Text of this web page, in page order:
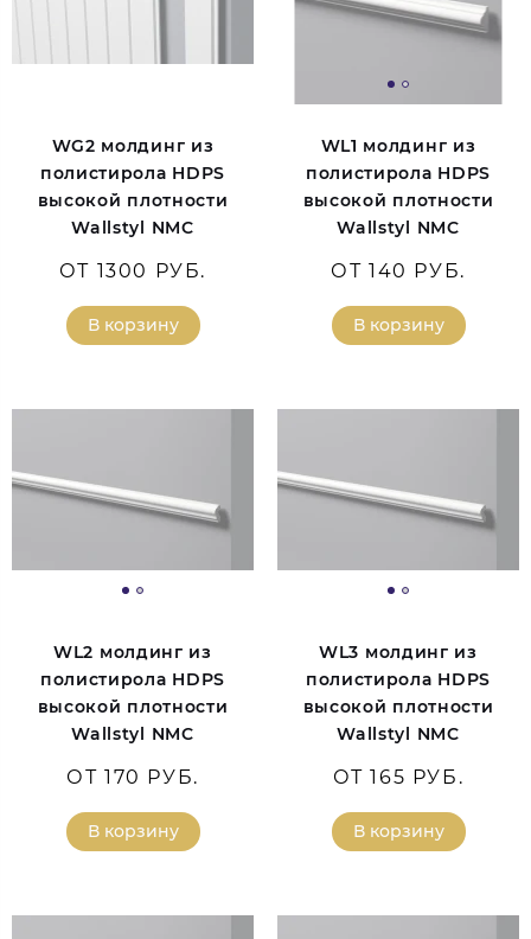
WG2 молдинг из
полистирола HDPS
высокой плотности
Wallstyl NMC
ОТ 1300 РУБ.
В корзину
WL1 молдинг из
полистирола HDPS
высокой плотности
Wallstyl NMC
ОТ 140 РУБ.
В корзину
WL2 молдинг из
полистирола HDPS
высокой плотности
Wallstyl NMC
ОТ 170 РУБ.
В корзину
WL3 молдинг из
полистирола HDPS
высокой плотности
Wallstyl NMC
ОТ 165 РУБ.
В корзину